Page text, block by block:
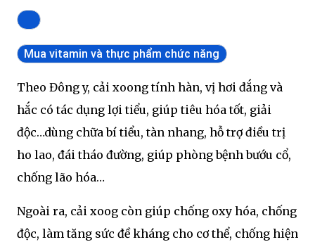
Mua vitamin và thực phẩm chức năng
Theo Đông y, cải xoong tính hàn, vị hơi đắng và
hắc có tác dụng lợi tiểu, giúp tiêu hóa tốt, giải
độc…dùng chữa bí tiểu, tàn nhang, hỗ trợ điều trị
ho lao, đái tháo đường, giúp phòng bệnh bướu cổ,
chống lão hóa…
Ngoài ra, cải xoog còn giúp chống oxy hóa, chống
độc, làm tăng sức đề kháng cho cơ thể, chống hiện